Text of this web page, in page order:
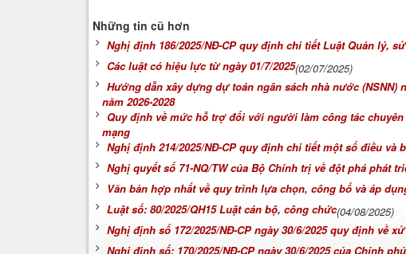
Những tin cũ hơn
Nghị định 186/2025/NĐ-CP quy định chi tiết Luật Quản lý,
Các luật có hiệu lực từ ngày 01/7/2025(02/07/2025)
Hướng dẫn xây dựng dự toán ngân sách nhà nước (NSNN)
năm 2026-2028
Quy định về mức hỗ trợ đối với người làm công tác
mạng
Nghị định 214/2025/NĐ-CP quy định chi tiết một số điều
Nghị quyết số 71-NQ/TW của Bộ Chính trị về đột phá phát
Văn bản hợp nhất về quy trình lựa chọn, công bố và áp
Luật số: 80/2025/QH15 Luật cán bộ, công chức(04/08/2025)
Nghị định số 172/2025/NĐ-CP ngày 30/6/2025 quy định về
Nghị định số: 170/2025/NĐ-CP ngày 30/6/2025 của Chính